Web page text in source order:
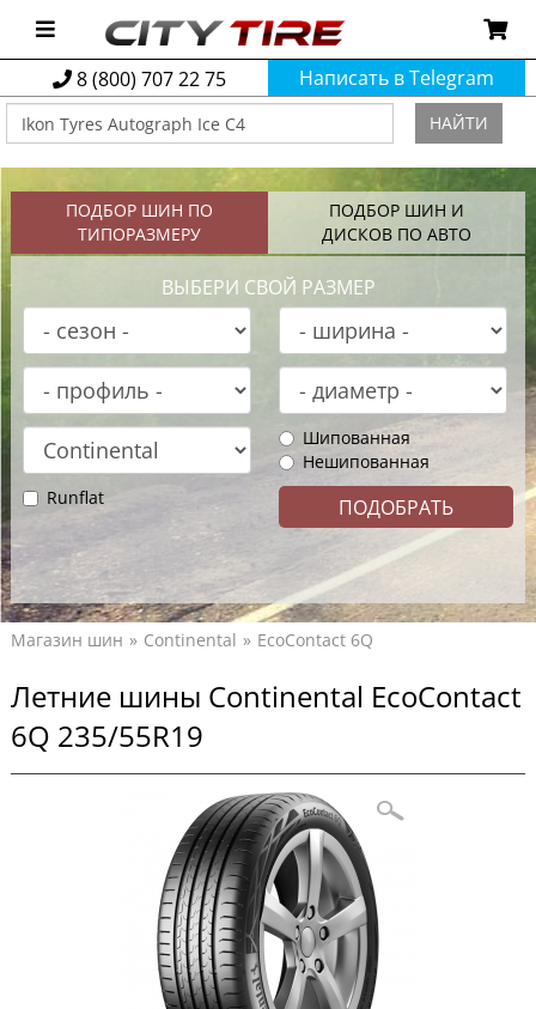
8 (800) 707 22 75 Написать в Telegram
НАЙТИ
ПОДБОР ШИН ПО
ТИПОРАЗМЕРУ
ПОДБОР ШИН И
ДИСКОВ ПО АВТО
ВЫБЕРИ СВОЙ РАЗМЕР
Шипованная
Нешипованная
Runflat
Магазин шин Continental EcoContact 6Q
Летние шины Continental EcoContact
6Q 235/55R19